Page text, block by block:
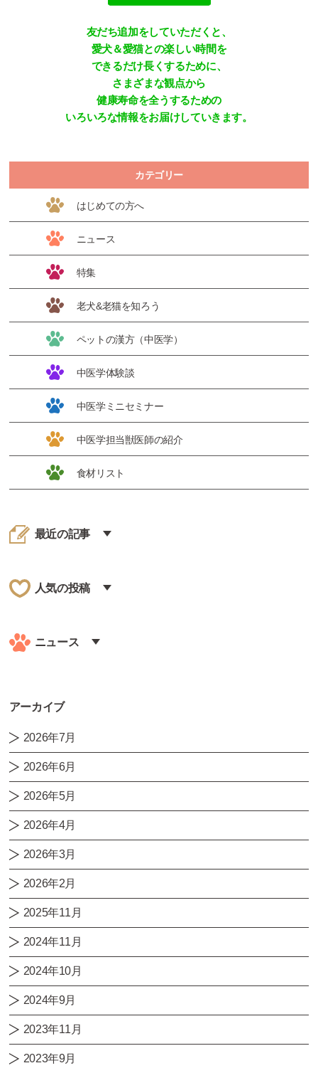
友だち追加をしていただくと、
愛犬＆愛猫との楽しい時間を
できるだけ長くするために、
さまざまな観点から
健康寿命を全うするための
いろいろな情報をお届けしていきます。
カテゴリー
はじめての方へ
ニュース
特集
老犬&老猫を知ろう
ペットの漢方（中医学）
中医学体験談
中医学ミニセミナー
中医学担当獣医師の紹介
食材リスト
最近の記事
人気の投稿
ニュース
アーカイブ
2026年7月
2026年6月
2026年5月
2026年4月
2026年3月
2026年2月
2025年11月
2024年11月
2024年10月
2024年9月
2023年11月
2023年9月